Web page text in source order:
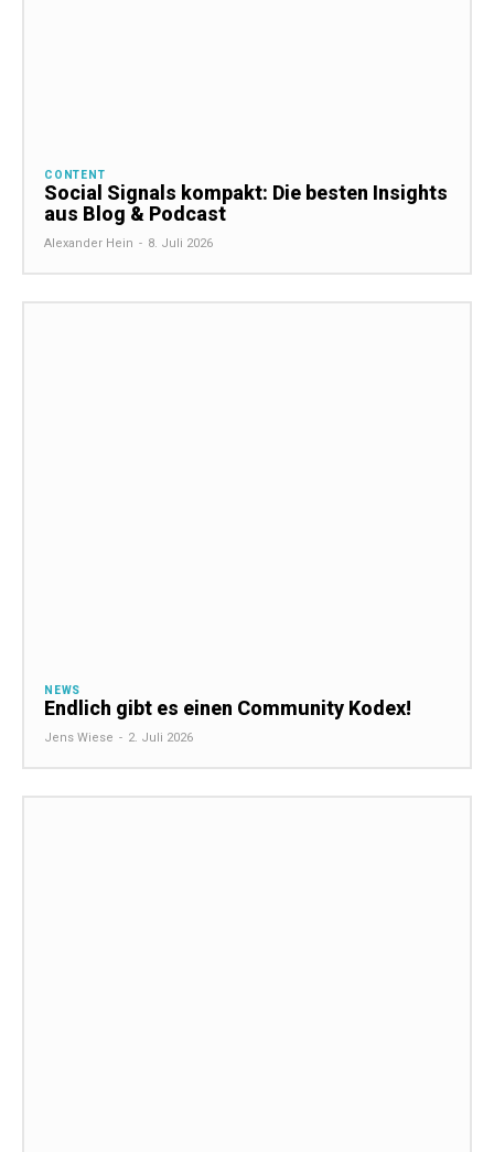
CONTENT
Social Signals kompakt: Die besten Insights
aus Blog & Podcast
Alexander Hein - 8. Juli 2026
NEWS
Endlich gibt es einen Community Kodex!
Jens Wiese - 2. Juli 2026